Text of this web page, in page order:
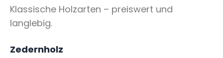
Klassische Holzarten – preiswert und
langlebig.
Zedernholz